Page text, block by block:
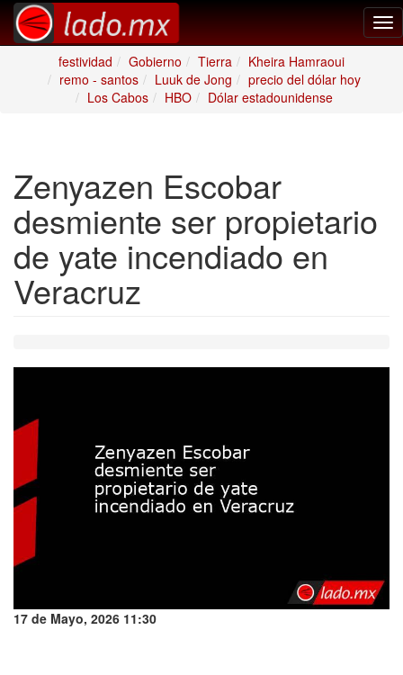
festividad
Gobierno Tierra
Kheira Hamraoui
remo - santos
Luuk de Jong
precio del dólar hoy
Los Cabos
HBO Dólar estadounidense
Zenyazen Escobar
desmiente ser propietario
de yate incendiado en
Veracruz
17 de Mayo, 2026 11:30